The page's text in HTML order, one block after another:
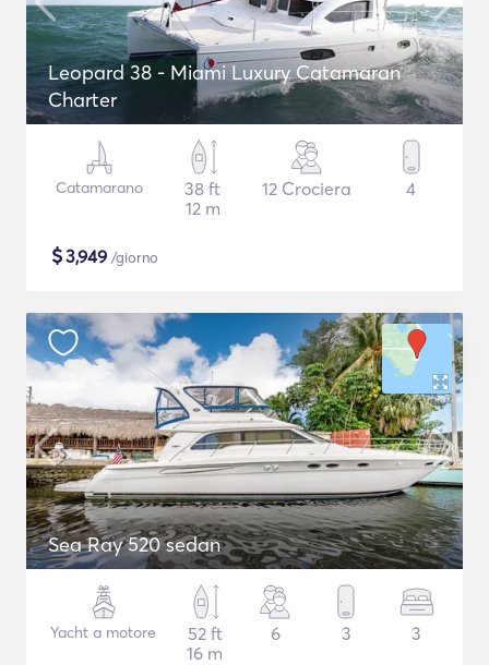
Leopard 38 - Miami Luxury Catamaran
Charter
Catamarano
38 ft
12 m
12 Crociera 4
$3,949 /giorno
Sea Ray 520 sedan
Yacht a motore
52 ft
16 m
6 3 3